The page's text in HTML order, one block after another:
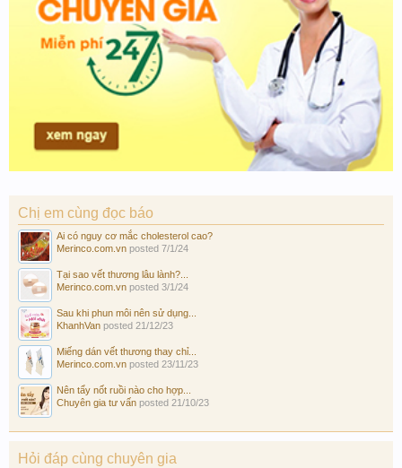
Chị em cùng đọc báo
Ai có nguy cơ mắc cholesterol cao?
Merinco.com.vn posted 7/1/24
Tại sao vết thương lâu lành?...
Merinco.com.vn posted 3/1/24
Sau khi phun môi nên sử dụng...
KhanhVan posted 21/12/23
Miếng dán vết thương thay chỉ...
Merinco.com.vn posted 23/11/23
Nên tẩy nốt ruồi nào cho hợp...
Chuyên gia tư vấn posted 21/10/23
Hỏi đáp cùng chuyên gia